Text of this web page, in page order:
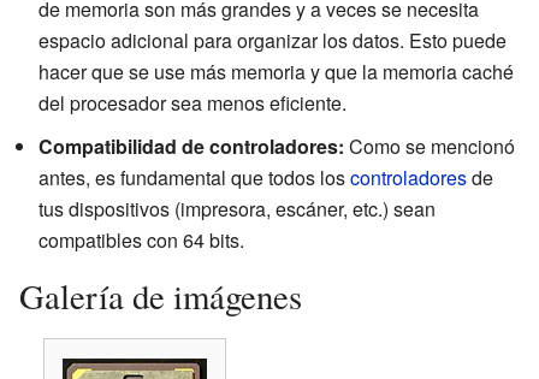
de memoria son más grandes y a veces se necesita
espacio adicional para organizar los datos. Esto puede
hacer que se use más memoria y que la memoria caché
del procesador sea menos eficiente.
Compatibilidad de controladores: Como se mencionó
antes, es fundamental que todos loscontroladoresde
tus dispositivos (impresora, escáner, etc.) sean
compatibles con 64 bits.
Galería de imágenes